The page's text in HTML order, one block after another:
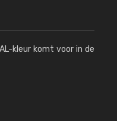
kleur komt voor in de